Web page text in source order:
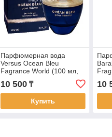
Парфюмерная вода
Versus Ocean Bleu
Fagrance World (100 мл,
10 500₸
Купить
10